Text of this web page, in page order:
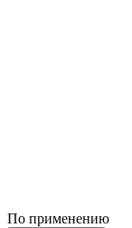
По применению